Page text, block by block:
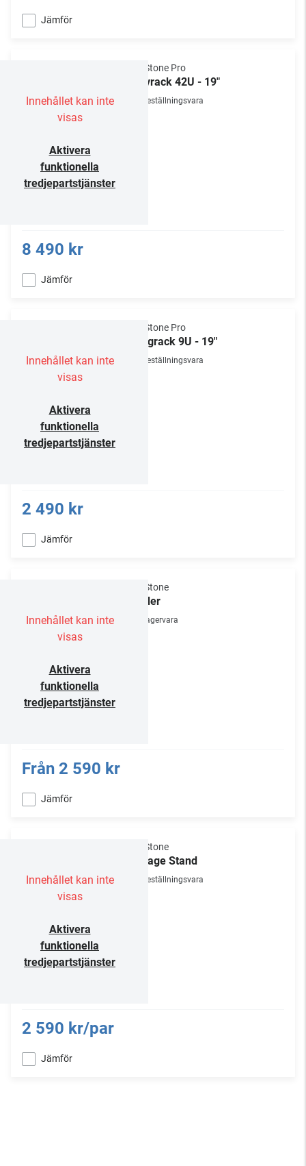
Jämför
Innehållet kan inte
visas
Aktivera
funktionella
tredjepartstjänster
NorStone Pro
Golvrack 42U - 19"
Beställningsvara
8 490 kr
Jämför
Innehållet kan inte
visas
Aktivera
funktionella
tredjepartstjänster
NorStone Pro
Väggrack 9U - 19"
Beställningsvara
2 490 kr
Jämför
Innehållet kan inte
visas
Aktivera
funktionella
tredjepartstjänster
NorStone
Spider
Lagervara
Från 2 590 kr
Jämför
Innehållet kan inte
visas
Aktivera
funktionella
tredjepartstjänster
NorStone
Vintage Stand
Beställningsvara
2 590 kr/par
Jämför